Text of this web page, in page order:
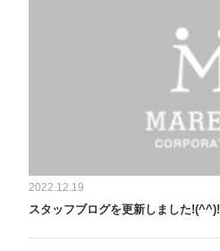
2022.12.19
スタッフブログを更新しました!(^^)!